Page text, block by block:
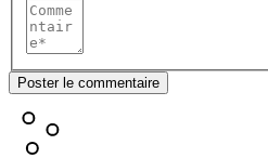
Poster le commentaire